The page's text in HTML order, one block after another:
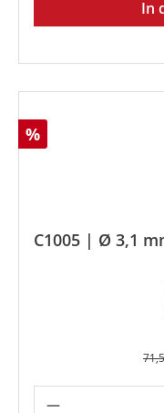
In
Rabatt
%
C1005 | Ø 3,1
Produkt